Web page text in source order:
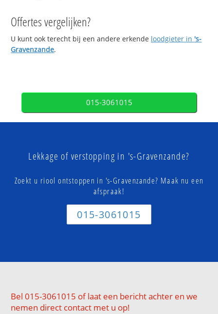
Offertes vergelijken?
U kunt ook terecht bij een andere erkende loodgieter in 's-
Gravenzande.
015-3061015
Lekkage of verstopping in 's-Gravenzande?
Zoekt u riool ontstoppen in 's-Gravenzande? Maak nu een
afspraak!
015-3061015
Bel 015-3061015 of laat een bericht achter en we
nemen direct contact met u op!